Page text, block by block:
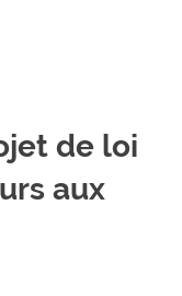
de loi
aux